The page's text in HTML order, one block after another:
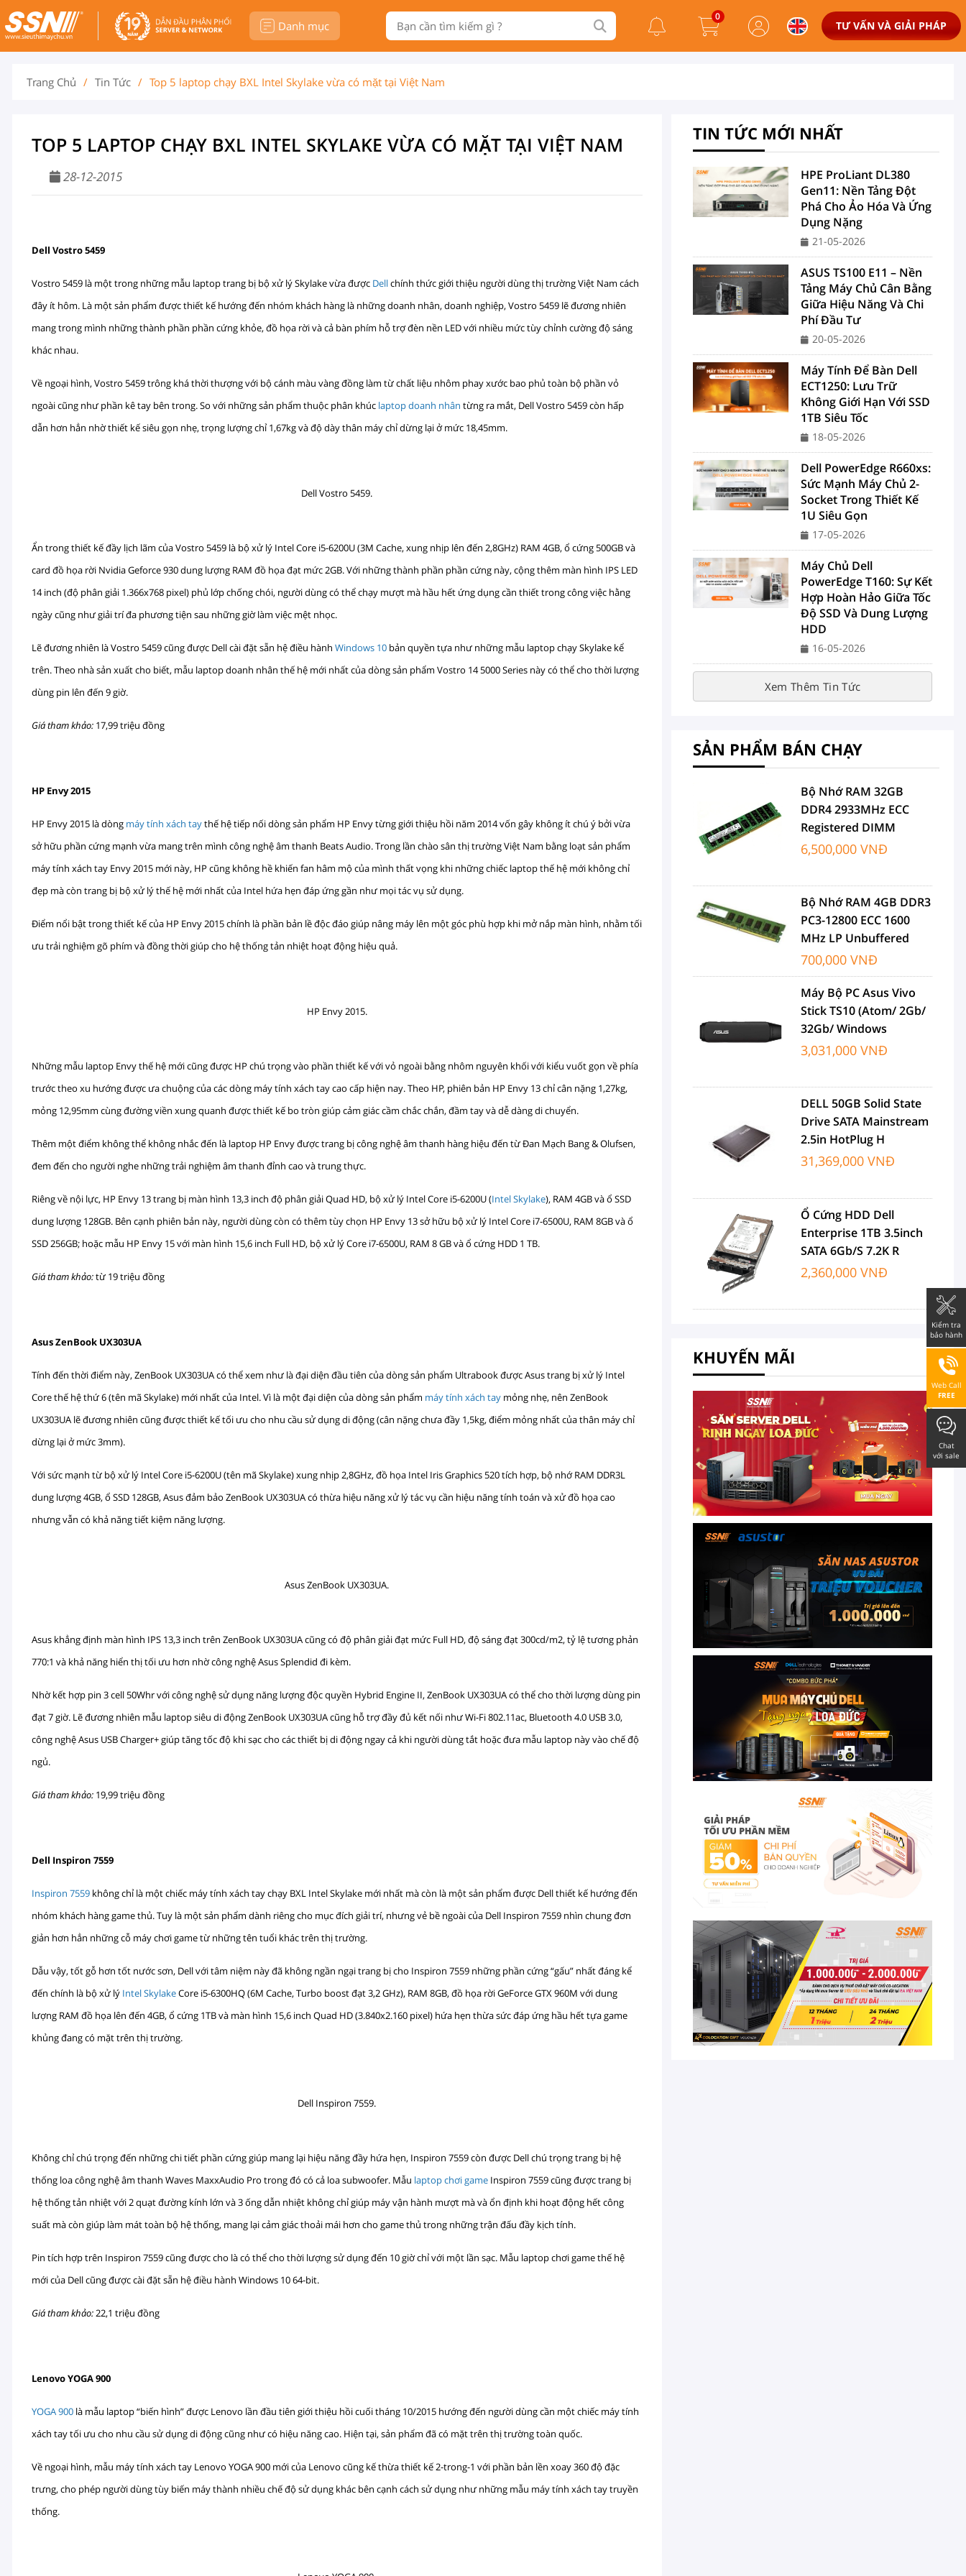
Danh mục
0
TƯ VẤN VÀ GIẢI PHÁP
Trang Chủ / Tin Tức / Top 5 laptop chạy BXL Intel Skylake vừa có mặt tại Việt Nam
TOP 5 LAPTOP CHẠY BXL INTEL SKYLAKE VỪA CÓ MẶT TẠI VIỆT NAM
28-12-2015
Dell Vostro 5459
Vostro 5459 là một trong những mẫu laptop trang bị bộ xử lý Skylake vừa được Dellchính thức giới thiệu người dùng thị trường Việt Nam cách
đây ít hôm. Là một sản phẩm được thiết kế hướng đến nhóm khách hàng là những doanh nhân, doanh nghiệp, Vostro 5459 lẽ đương nhiên
mang trong mình những thành phần phần cứng khỏe, đồ họa rời và cả bàn phím hỗ trợ đèn nền LED với nhiều mức tùy chỉnh cường độ sáng
khác nhau.
Về ngoại hình, Vostro 5459 trông khá thời thượng với bộ cánh màu vàng đồng làm từ chất liệu nhôm phay xước bao phủ toàn bộ phần vỏ
ngoài cũng như phần kê tay bên trong. So với những sản phẩm thuộc phân khúc laptop doanh nhân từng ra mắt, Dell Vostro 5459 còn hấp
dẫn hơn hẳn nhờ thiết kế siêu gọn nhẹ, trọng lượng chỉ 1,67kg và độ dày thân máy chỉ dừng lại ở mức 18,45mm.
Dell Vostro 5459.
Ẩn trong thiết kế đầy lịch lãm của Vostro 5459 là bộ xử lý Intel Core i5-6200U (3M Cache, xung nhịp lên đến 2,8GHz) RAM 4GB, ổ cứng 500GB và
card đồ họa rời Nvidia Geforce 930 dung lượng RAM đồ họa đạt mức 2GB. Với những thành phần phần cứng này, cộng thêm màn hình IPS LED
14 inch (độ phân giải 1.366x768 pixel) phủ lớp chống chói, người dùng có thể chạy mượt mà hầu hết ứng dụng cần thiết trong công việc hằng
ngày cũng như giải trí đa phương tiện sau những giờ làm việc mệt nhọc.
Lẽ đương nhiên là Vostro 5459 cũng được Dell cài đặt sẵn hệ điều hành Windows 10 bản quyền tựa như những mẫu laptop chạy Skylake kể
trên. Theo nhà sản xuất cho biết, mẫu laptop doanh nhân thế hệ mới nhất của dòng sản phẩm Vostro 14 5000 Series này có thể cho thời lượng
dùng pin lên đến 9 giờ.
Giá tham khảo: 17,99 triệu đồng
HP Envy 2015
HP Envy 2015 là dòng máy tính xách taythế hệ tiếp nối dòng sản phẩm HP Envy từng giới thiệu hồi năm 2014 vốn gây không ít chú ý bởi vừa
sở hữu phần cứng mạnh vừa mang trên mình công nghệ âm thanh Beats Audio. Trong lần chào sân thị trường Việt Nam bằng loạt sản phẩm
máy tính xách tay Envy 2015 mới này, HP cũng không hề khiến fan hâm mộ của mình thất vọng khi những chiếc laptop thế hệ mới không chỉ
đẹp mà còn trang bị bộ xử lý thế hệ mới nhất của Intel hứa hẹn đáp ứng gần như mọi tác vụ sử dụng.
Điểm nổi bật trong thiết kế của HP Envy 2015 chính là phần bản lề độc đáo giúp nâng máy lên một góc phù hợp khi mở nắp màn hình, nhằm tối
ưu trải nghiệm gõ phím và đồng thời giúp cho hệ thống tản nhiệt hoạt động hiệu quả.
HP Envy 2015.
Những mẫu laptop Envy thế hệ mới cũng được HP chú trọng vào phần thiết kế với vỏ ngoài bằng nhôm nguyên khối với kiểu vuốt gọn về phía
trước theo xu hướng được ưa chuộng của các dòng máy tính xách tay cao cấp hiện nay. Theo HP, phiên bản HP Envy 13 chỉ cân nặng 1,27kg,
mỏng 12,95mm cùng đường viền xung quanh được thiết kế bo tròn giúp cảm giác cầm chắc chắn, đầm tay và dễ dàng di chuyển.
Thêm một điểm không thể không nhắc đến là laptop HP Envy được trang bị công nghệ âm thanh hàng hiệu đến từ Đan Mạch Bang & Olufsen,
đem đến cho người nghe những trải nghiệm âm thanh đỉnh cao và trung thực.
Riêng về nội lực, HP Envy 13 trang bị màn hình 13,3 inch độ phân giải Quad HD, bộ xử lý Intel Core i5-6200U (Intel Skylake), RAM 4GB và ổ SSD
dung lượng 128GB. Bên cạnh phiên bản này, người dùng còn có thêm tùy chọn HP Envy 13 sở hữu bộ xử lý Intel Core i7-6500U, RAM 8GB và ổ
SSD 256GB; hoặc mẫu HP Envy 15 với màn hình 15,6 inch Full HD, bộ xử lý Core i7-6500U, RAM 8 GB và ổ cứng HDD 1 TB.
Giá tham khảo:từ 19 triệu đồng
Asus ZenBook UX303UA
Tính đến thời điểm này, ZenBook UX303UA có thể xem như là đại diện đầu tiên của dòng sản phẩm Ultrabook được Asus trang bị xử lý Intel
Core thế hệ thứ 6 (tên mã Skylake) mới nhất của Intel. Vì là một đại diện của dòng sản phẩm máy tính xách tay mỏng nhẹ, nên ZenBook
UX303UA lẽ đương nhiên cũng được thiết kế tối ưu cho nhu cầu sử dụng di động (cân nặng chưa đầy 1,5kg, điểm mỏng nhất của thân máy chỉ
dừng lại ở mức 3mm).
Với sức mạnh từ bộ xử lý Intel Core i5-6200U (tên mã Skylake) xung nhịp 2,8GHz, đồ họa Intel Iris Graphics 520 tích hợp, bộ nhớ RAM DDR3L
dung lượng 4GB, ổ SSD 128GB, Asus đảm bảo ZenBook UX303UA có thừa hiệu năng xử lý tác vụ cần hiệu năng tính toán và xử đồ họa cao
nhưng vẫn có khả năng tiết kiệm năng lượng.
Asus ZenBook UX303UA.
Asus khẳng định màn hình IPS 13,3 inch trên ZenBook UX303UA cũng có độ phân giải đạt mức Full HD, độ sáng đạt 300cd/m2, tỷ lệ tương phản
770:1 và khả năng hiển thị tối ưu hơn nhờ công nghệ Asus Splendid đi kèm.
Nhờ kết hợp pin 3 cell 50Whr với công nghệ sử dụng năng lượng độc quyền Hybrid Engine II, ZenBook UX303UA có thể cho thời lượng dùng pin
đạt 7 giờ. Lẽ đương nhiên mẫu laptop siêu di động ZenBook UX303UA cũng hỗ trợ đầy đủ kết nối như Wi-Fi 802.11ac, Bluetooth 4.0 USB 3.0,
công nghệ Asus USB Charger+ giúp tăng tốc độ khi sạc cho các thiết bị di động ngay cả khi người dùng tắt hoặc đưa mẫu laptop này vào chế độ
ngủ.
Giá tham khảo: 19,99 triệu đồng
Dell Inspiron 7559
Inspiron 7559 không chỉ là một chiếc máy tính xách tay chạy BXL Intel Skylake mới nhất mà còn là một sản phẩm được Dell thiết kế hướng đến
nhóm khách hàng game thủ. Tuy là một sản phẩm dành riêng cho mục đích giải trí, nhưng vẻ bề ngoài của Dell Inspiron 7559 nhìn chung đơn
giản hơn hẳn những cỗ máy chơi game từ những tên tuổi khác trên thị trường.
Dẫu vậy, tốt gỗ hơn tốt nước sơn, Dell với tâm niệm này đã không ngần ngại trang bị cho Inspiron 7559 những phần cứng “gấu” nhất đáng kể
đến chính là bộ xử lý Intel SkylakeCore i5-6300HQ (6M Cache, Turbo boost đạt 3,2 GHz), RAM 8GB, đồ họa rời GeForce GTX 960M với dung
lượng RAM đồ họa lên đến 4GB, ổ cứng 1TB và màn hình 15,6 inch Quad HD (3.840x2.160 pixel) hứa hẹn thừa sức đáp ứng hầu hết tựa game
khủng đang có mặt trên thị trường.
Dell Inspiron 7559.
Không chỉ chú trọng đến những chi tiết phần cứng giúp mang lại hiệu năng đầy hứa hẹn, Inspiron 7559 còn được Dell chú trọng trang bị hệ
thống loa công nghệ âm thanh Waves MaxxAudio Pro trong đó có cả loa subwoofer. Mẫu laptop chơi game Inspiron 7559 cũng được trang bị
hệ thống tản nhiệt với 2 quạt đường kính lớn và 3 ống dẫn nhiệt không chỉ giúp máy vận hành mượt mà và ổn định khi hoạt động hết công
suất mà còn giúp làm mát toàn bộ hệ thống, mang lại cảm giác thoải mái hơn cho game thủ trong những trận đấu đầy kịch tính.
Pin tích hợp trên Inspiron 7559 cũng được cho là có thể cho thời lượng sử dụng đến 10 giờ chỉ với một lần sạc. Mẫu laptop chơi game thế hệ
mới của Dell cũng được cài đặt sẵn hệ điều hành Windows 10 64-bit.
Giá tham khảo:22,1 triệu đồng
Lenovo YOGA 900
YOGA 900 là mẫu laptop “biến hình” được Lenovo lần đầu tiên giới thiệu hồi cuối tháng 10/2015 hướng đến người dùng cần một chiếc máy tính
xách tay tối ưu cho nhu cầu sử dụng di động cũng như có hiệu năng cao. Hiện tại, sản phẩm đã có mặt trên thị trường toàn quốc.
Về ngoại hình, mẫu máy tính xách tay Lenovo YOGA 900 mới của Lenovo cũng kế thừa thiết kế 2-trong-1 với phần bản lền xoay 360 độ đặc
trưng, cho phép người dùng tùy biến máy thành nhiều chế độ sử dụng khác bên cạnh cách sử dụng như những mẫu máy tính xách tay truyền
thống.
TIN TỨC MỚI NHẤT
HPE ProLiant DL380
Gen11: Nền Tảng Đột
Phá Cho Ảo Hóa Và Ứng
Dụng Nặng
21-05-2026
ASUS TS100 E11 – Nền
Tảng Máy Chủ Cân Bằng
Giữa Hiệu Năng Và Chi
Phí Đầu Tư
20-05-2026
Máy Tính Để Bàn Dell
ECT1250: Lưu Trữ
Không Giới Hạn Với SSD
1TB Siêu Tốc
18-05-2026
Dell PowerEdge R660xs:
Sức Mạnh Máy Chủ 2-
Socket Trong Thiết Kế
1U Siêu Gọn
17-05-2026
Máy Chủ Dell
PowerEdge T160: Sự Kết
Hợp Hoàn Hảo Giữa Tốc
Độ SSD Và Dung Lượng
HDD
16-05-2026
Xem Thêm Tin Tức
SẢN PHẨM BÁN CHẠY
Bộ Nhớ RAM 32GB
DDR4 2933MHz ECC
Registered DIMM
6,500,000 VNĐ
Bộ Nhớ RAM 4GB DDR3
PC3-12800 ECC 1600
MHz LP Unbuffered
700,000 VNĐ
Máy Bộ PC Asus Vivo
Stick TS10 (Atom/ 2Gb/
32Gb/ Windows
3,031,000 VNĐ
DELL 50GB Solid State
Drive SATA Mainstream
2.5in HotPlug H
31,369,000 VNĐ
Ổ Cứng HDD Dell
Enterprise 1TB 3.5inch
SATA 6Gb/s 7.2K R
2,360,000 VNĐ
KHUYẾN MÃI
Kiểm tra
bảo hành
Web Call
FREE
Chat
với sale